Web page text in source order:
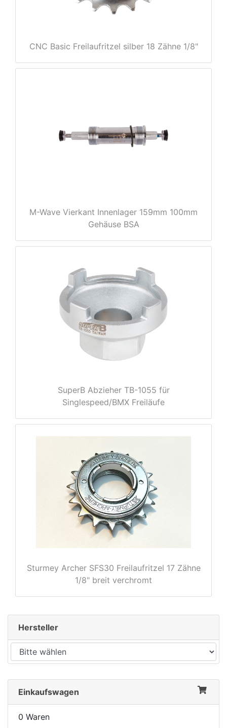
CNC Basic Freilaufritzel silber 18 Zähne 1/8"
M-Wave Vierkant Innenlager 159mm 100mm
Gehäuse BSA
SuperB Abzieher TB-1055 für
Singlespeed/BMX Freiläufe
Sturmey Archer SFS30 Freilaufritzel 17 Zähne
1/8" breit verchromt
Hersteller
Einkaufswagen
0 Waren